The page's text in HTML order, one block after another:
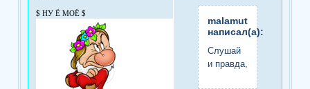
$ НУ Ё МОЁ $
malamut
написал(а):
Слушай
и правда,